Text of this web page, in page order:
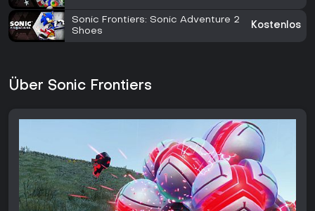
Sonic Frontiers: Sonic Adventure 2
Shoes
Kostenlos
Über Sonic Frontiers